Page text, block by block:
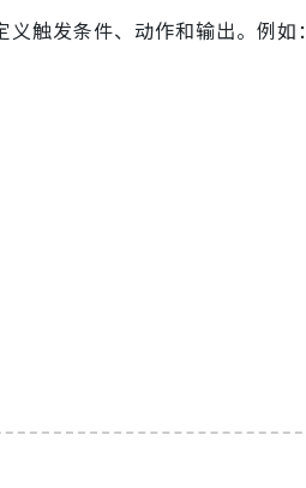
触发条件、动作和输出。例如：